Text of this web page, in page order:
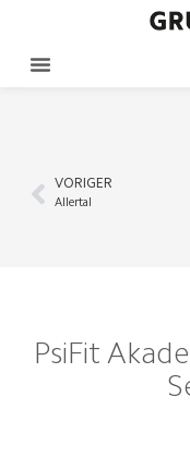
VORIGER
Allertal
PsiFit